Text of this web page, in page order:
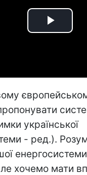
Play
української
- ред.).
хочемо мати